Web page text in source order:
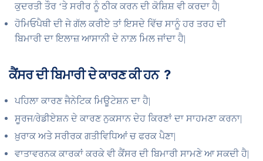
ਕੁਦਰਤੀ ਤੌਰ ‘ਤੇ ਸਰੀਰ ਨੂੰ ਠੀਕ ਕਰਨ ਦੀ ਕੋਸ਼ਿਸ਼ ਵੀ ਕਰਦਾ ਹੈ|
ਹੋਮਿਓਪੈਥੀ ਦੀ ਜੇ ਗੱਲ ਕਰੀਏ ਤਾਂ ਇਸਦੇ ਵਿੱਚ ਸਾਨੂੰ ਹਰ ਤਰਹ ਦੀ
ਬਿਮਾਰੀ ਦਾ ਇਲਾਜ਼ ਆਸਾਨੀ ਦੇ ਨਾਲ਼ ਮਿਲ ਜਾਂਦਾ ਹੈ|
ਕੈਂਸਰ ਦੀ ਬਿਮਾਰੀ ਦੇ ਕਾਰਣ ਕੀ ਹਨ ?
ਪਹਿਲਾ ਕਾਰਣ ਜੈਨੇਟਿਕ ਮਿਊਟੇਸ਼ਨ ਦਾ ਹੈ|
ਸੂਰਜ/ਰੇਡੀਏਸ਼ਨ ਦੇ ਕਾਰਣ ਨੁਕਸਾਨ ਦੇਹ ਕਿਰਣਾਂ ਦਾ ਸਾਹਮਣਾ ਕਰਨਾ|
ਖ਼ੁਰਾਕ ਅਤੇ ਸਰੀਰਕ ਗਤੀਵਿਧਿਆਂ ਚ ਫਰਕ ਪੈਣਾ|
ਵਾਤਾਵਰਨਕ ਕਾਰਕਾਂ ਕਰਕੇ ਵੀ ਕੈਂਸਰ ਦੀ ਬਿਮਾਰੀ ਸਾਮਣੇ ਆ ਸਕਦੀ ਹੈ|